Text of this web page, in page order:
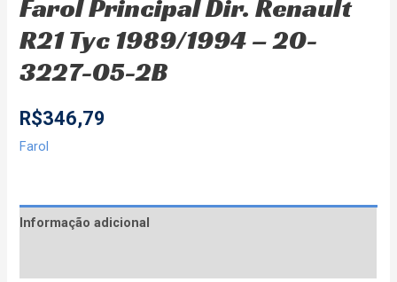
Farol Principal Dir. Renault
R21 Tyc 1989/1994 – 20-
3227-05-2B
R$346,79
Farol
Informação adicional